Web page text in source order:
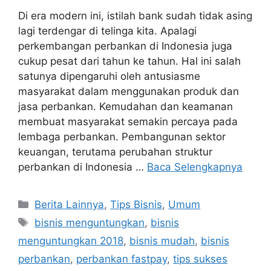
Di era modern ini, istilah bank sudah tidak asing
lagi terdengar di telinga kita. Apalagi
perkembangan perbankan di Indonesia juga
cukup pesat dari tahun ke tahun. Hal ini salah
satunya dipengaruhi oleh antusiasme
masyarakat dalam menggunakan produk dan
jasa perbankan. Kemudahan dan keamanan
membuat masyarakat semakin percaya pada
lembaga perbankan. Pembangunan sektor
keuangan, terutama perubahan struktur
perbankan di Indonesia … Baca Selengkapnya
Berita Lainnya,Tips Bisnis, Umum
bisnis menguntungkan, bisnis
menguntungkan 2018, bisnis mudah, bisnis
perbankan, perbankan fastpay, tips sukses